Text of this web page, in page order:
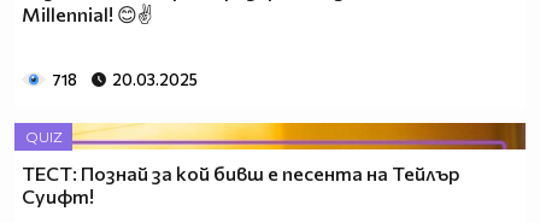
Millennial! 😊✌️
718 20.03.2025
QUIZ
ТЕСТ: Познай за кой бивш е песента на Тейлър
Суифт!